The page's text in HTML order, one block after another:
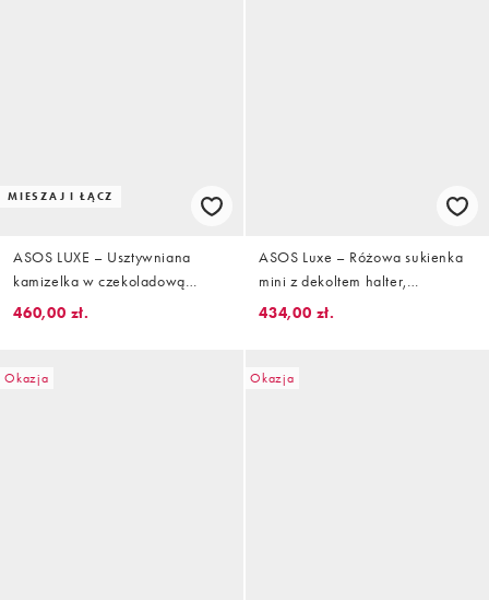
MIESZAJ I ŁĄCZ
ASOS LUXE – Usztywniana
kamizelka w czekoladową
pepitkę, część zestawu
460,00 zł.
ASOS Luxe – Różowa sukienka
mini z dekoltem halter,
falbankami i wzorem w róże
434,00 zł.
Okazja Okazja